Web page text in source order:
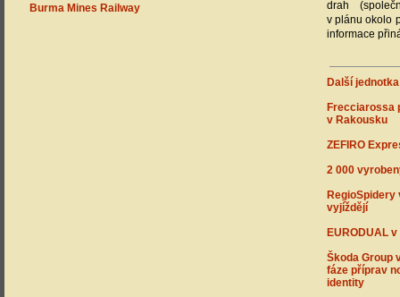
drah
v plánu okolo
informace
Další
Frecciarossa
v Rakousku
ZEFIRO
2 000
RegioSpidery
vyjíždějí
EURODUAL
Škoda Group
fáze příprav
identity
Burma Mines Railway